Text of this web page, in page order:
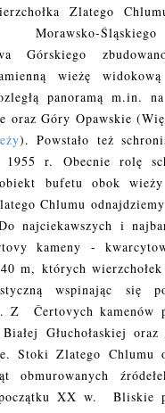
Zlatego
Morawsko-
Górskiego
wieżę
panoramą m.in.
oraz Góry Opawskie
). Powstało też
1955 r. Obecnie rolę
bufetu obok
Chlumu
najciekawszych i
kameny -
m, których
wspinając się
Z Čertovych kamenów
Głuchołaskiej
Stoki Zlatego Chlumu
obmurowanych
XX w. Bliskie